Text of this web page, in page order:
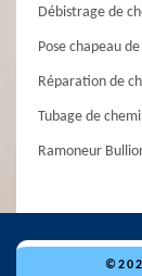
Débistrage de
Pose chapeau
Réparation de
Tubage de
Ramoneur